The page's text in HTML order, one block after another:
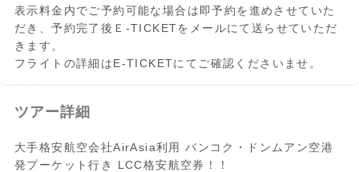
表示料金内でご予約可能な場合は即予約を進めさせていた
だき、予約完了後Ｅ-TICKETをメールにて送らせていただ
きます。
フライトの詳細はE-TICKETにてご確認くださいませ。
ツアー詳細
大手格安航空会社AirAsia利用 バンコク・ドンムアン空港
発プーケット行き LCC格安航空券！！